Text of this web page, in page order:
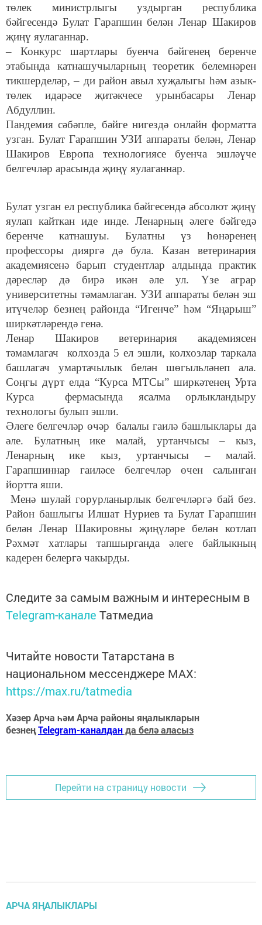
төлек министрлыгы уздырган республика
бәйгесендә Булат Гарапшин белән Ленар Шакиров
җиңү яулаганнар.
– Конкурс шартлары буенча бәйгенең беренче
этабында катнашучыларның теоретик белемнәрен
тикшерделәр, – ди район авыл хуҗалыгы һәм азык-
төлек идарәсе җитәкчесе урынбасары Ленар
Абдуллин.
Пандемия сәбәпле, бәйге нигездә онлайн форматта
узган. Булат Гарапшин УЗИ аппараты белән, Ленар
Шакиров Европа технологиясе буенча эшләүче
белгечләр арасында җиңү яулаганнар.
Булат узган ел республика бәйгесендә абсолют җиңү
яулап кайткан иде инде. Ленарның әлеге бәйгедә
беренче катнашуы. Булатны үз һөнәренең
профессоры дияргә дә була. Казан ветеринария
академиясенә барып студентлар алдында практик
дәресләр дә бирә икән әле ул. Үзе аграр
университетны тәмамлаган. УЗИ аппараты белән эш
итүчеләр безнең районда “Игенче” һәм “Яңарыш”
ширкәтләрендә генә.
Ленар Шакиров ветеринария академиясен
тәмамлагач колхозда 5 ел эшли, колхозлар таркала
башлагач умартачылык белән шөгыльләнеп ала.
Соңгы дүрт елда “Курса МТСы” ширкәтенең Урта
Курса фермасында ясалма орлыкландыру
технологы булып эшли.
Әлеге белгечләр өчәр балалы гаилә башлыклары да
әле. Булатның ике малай, уртанчысы – кыз,
Ленарның ике кыз, уртанчысы – малай.
Гарапшиннар гаиләсе белгечләр өчен салынган
йортта яши.
Менә шулай горурланырлык белгечләргә бай без.
Район башлыгы Илшат Нуриев та Булат Гарапшин
белән Ленар Шакировны җиңүләре белән котлап
Рәхмәт хатлары тапшырганда әлеге байлыкның
кадерен белергә чакырды.
Следите за самым важным и интересным в
Telegram-канале Татмедиа
Читайте новости Татарстана в
национальном мессенджере MАХ:
https://max.ru/tatmedia
Хәзер Арча һәм Арча районы яңалыкларын
безнеңTelegram-каналданда белә аласыз
Перейти на страницу новости
АРЧА ЯҢАЛЫКЛАРЫ